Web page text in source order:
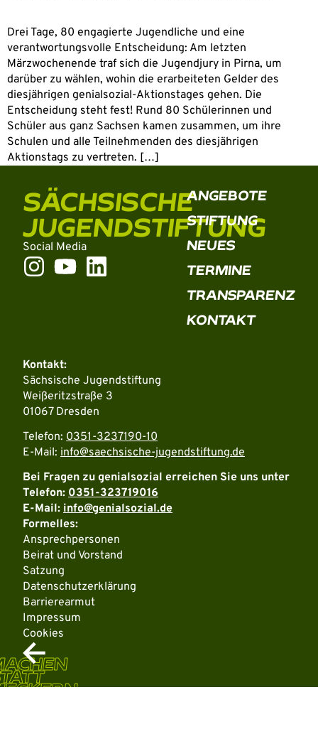
Drei Tage, 80 engagierte Jugendliche und eine
verantwortungsvolle Entscheidung: Am letzten
Märzwochenende traf sich die Jugendjury in Pirna, um
darüber zu wählen, wohin die erarbeiteten Gelder des
diesjährigen genialsozial-Aktionstages gehen. Die
Entscheidung steht fest! Rund 80 Schülerinnen und
Schüler aus ganz Sachsen kamen zusammen, um ihre
Schulen und alle Teilnehmenden des diesjährigen
Aktionstags zu vertreten. […]
SÄCHSISCHE
JUGENDSTIFTUNG
Social Media
ANGEBOTE
STIFTUNG
NEUES
TERMINE
TRANSPARENZ
KONTAKT
Kontakt:
Sächsische Jugendstiftung
Weißeritzstraße 3
01067 Dresden
Telefon: 0351-3237190-10
E-Mail: info@saechsische-jugendstiftung.de
Bei Fragen zu genialsozial erreichen Sie uns unter
Telefon: 0351-323719016
E-Mail: info@genialsozial.de
Formelles:
Ansprechpersonen
Beirat und Vorstand
Satzung
Datenschutzerklärung
Barrierearmut
Impressum
Cookies